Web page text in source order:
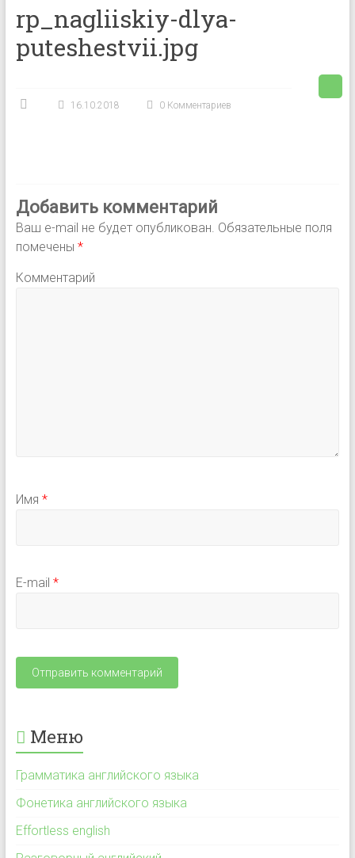
rp_nagliiskiy-dlya-
puteshestvii.jpg
16.10.2018 0 Комментариев
Добавить комментарий
Ваш e-mail не будет опубликован. Обязательные поля
помечены *
Комментарий
Имя *
E-mail *
Меню
Грамматика английского языка
Фонетика английского языка
Effortless english